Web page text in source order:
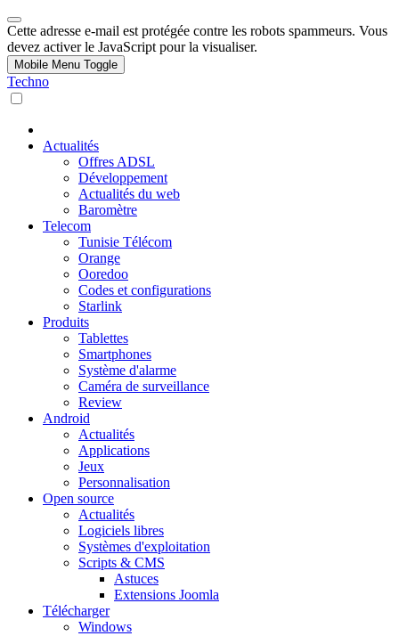
Cette adresse e-mail est protégée contre les robots spammeurs. Vous
devez activer le JavaScript pour la visualiser.
Mobile Menu Toggle
Techno
Actualités
Offres ADSL
Développement
Actualités du web
Baromètre
Telecom
Tunisie Télécom
Orange
Ooredoo
Codes et configurations
Starlink
Produits
Tablettes
Smartphones
Système d'alarme
Caméra de surveillance
Review
Android
Actualités
Applications
Jeux
Personnalisation
Open source
Actualités
Logiciels libres
Systèmes d'exploitation
Scripts & CMS
Astuces
Extensions Joomla
Télécharger
Windows